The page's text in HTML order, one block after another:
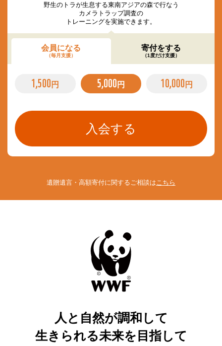
野生のトラが生息する東南アジアの森で行なう
カメラトラップ調査の
トレーニングを実施できます。
会員になる
（毎月支援）
寄付をする
（1度だけ支援）
1,500 円 5,000 円 10,000 円
遺贈遺言・高額寄付に関するご相談は こちら
人と自然が調和して
生きられる未来を目指して